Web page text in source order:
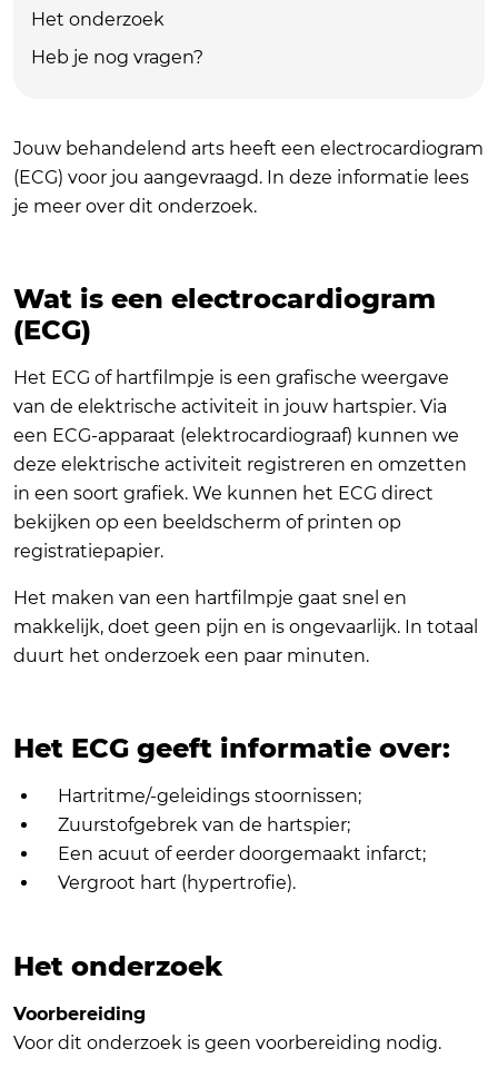
Het onderzoek
Heb je nog vragen?
Jouw behandelend arts heeft een electrocardiogram
(ECG) voor jou aangevraagd. In deze informatie lees
je meer over dit onderzoek.
Wat is een electrocardiogram
(ECG)
Het ECG of hartfilmpje is een grafische weergave
van de elektrische activiteit in jouw hartspier. Via
een ECG-apparaat (elektrocardiograaf) kunnen we
deze elektrische activiteit registreren en omzetten
in een soort grafiek. We kunnen het ECG direct
bekijken op een beeldscherm of printen op
registratiepapier.
Het maken van een hartfilmpje gaat snel en
makkelijk, doet geen pijn en is ongevaarlijk. In totaal
duurt het onderzoek een paar minuten.
Het ECG geeft informatie over:
Hartritme/-geleidings stoornissen;
Zuurstofgebrek van de hartspier;
Een acuut of eerder doorgemaakt infarct;
Vergroot hart (hypertrofie).
Het onderzoek
Voorbereiding
Voor dit onderzoek is geen voorbereiding nodig.